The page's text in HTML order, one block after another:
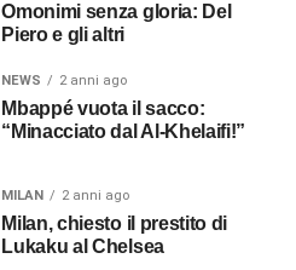
Omonimi senza gloria: Del
Piero e gli altri
NEWS 2 anni ago
Mbappé vuota il sacco:
“Minacciato dal Al-Khelaifi!”
MILAN 2 anni ago
Milan, chiesto il prestito di
Lukaku al Chelsea